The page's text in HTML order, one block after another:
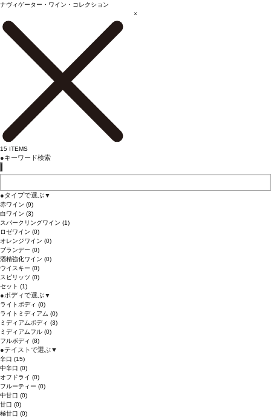
ナヴィゲーター・ワイン・コレクション
×
15ITEMS
●キーワード検索
●タイプで選ぶ▼
赤ワイン (9)
白ワイン (3)
スパークリングワイン (1)
ロゼワイン (0)
オレンジワイン (0)
ブランデー (0)
酒精強化ワイン (0)
ウイスキー (0)
スピリッツ (0)
セット (1)
●ボディで選ぶ▼
ライトボディ (0)
ライトミディアム (0)
ミディアムボディ (3)
ミディアムフル (0)
フルボディ (8)
●テイストで選ぶ▼
辛口 (15)
中辛口 (0)
オフドライ (0)
フルーティー (0)
中甘口 (0)
甘口 (0)
極甘口 (0)